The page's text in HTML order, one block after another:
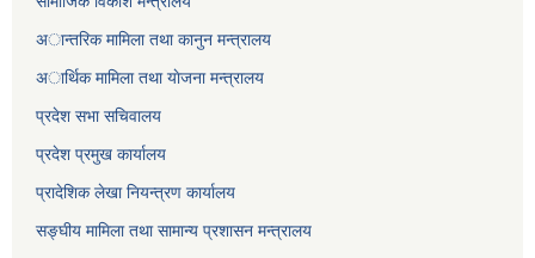
अान्तरिक मामिला तथा कानुन मन्त्रालय
अार्थिक मामिला तथा याेजना मन्त्रालय
प्रदेश सभा सचिवालय
प्रदेश प्रमुख कार्यालय
प्रादेशिक लेखा नियन्त्रण कार्यालय
सङ्‍घीय मामिला तथा सामान्य प्रशासन मन्त्रालय